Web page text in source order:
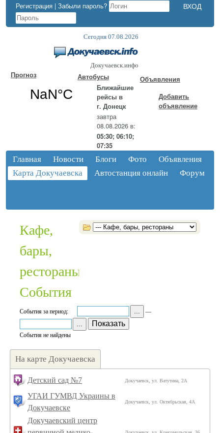
Регистрация | Забыли пароль?
Сегодня 07.08.2026
Докучаевск.инфо
Прогноз
Автобусы
Ближайшие
рейсы в
г. Донецк
завтра
08.08.2026 в:
05:30; 06:10;
07:35
Объявления
Добавить
объявление
Главная Новости Блоги Фото
Объявления
Карта Докучаевска
Автостанция онлайн Форум
Кафе,
бары,
рестораны:
События
События за период: ... —
...
События не найдены
На карте Докучаевска
Детский сад №7 Докучаевск, ул. Ватутина, 2А
УГАИ ГУМВД Украины в
Докучаевске
Докучаевск, ул. Октябрьская, 4А
Докучаевский центр